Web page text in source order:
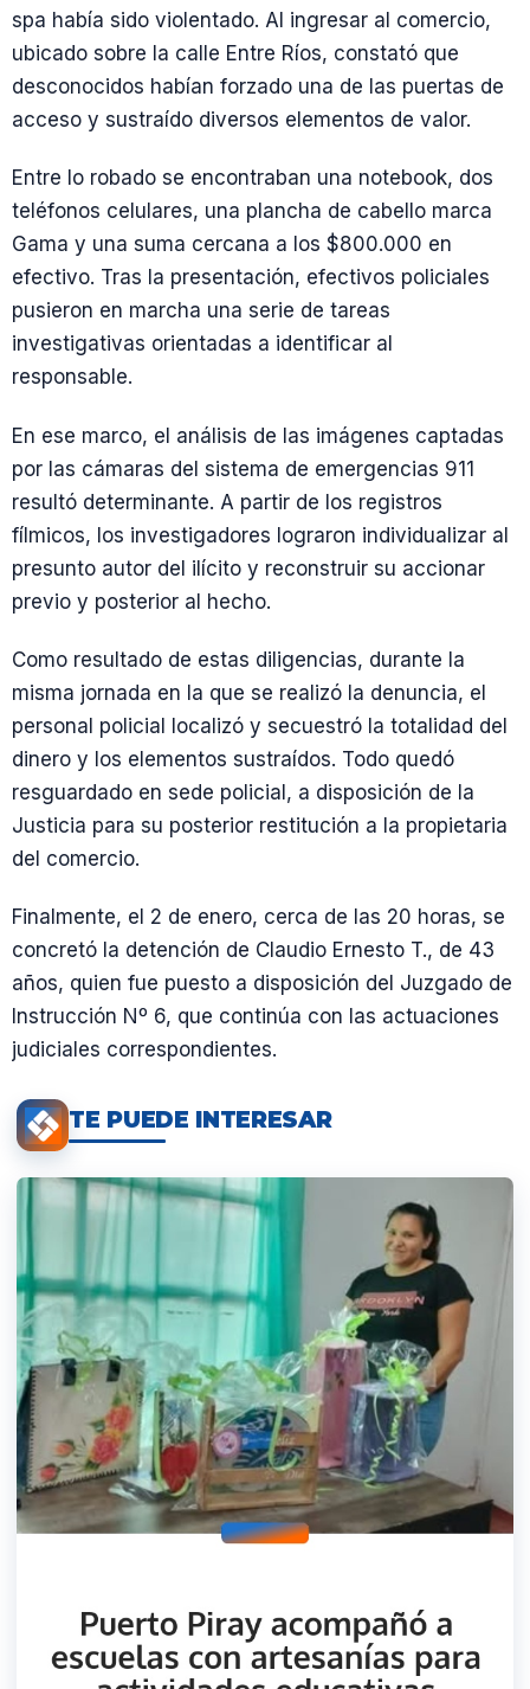
spa había sido violentado. Al ingresar al comercio,
ubicado sobre la calle Entre Ríos, constató que
desconocidos habían forzado una de las puertas de
acceso y sustraído diversos elementos de valor.
Entre lo robado se encontraban una notebook, dos
teléfonos celulares, una plancha de cabello marca
Gama y una suma cercana a los $800.000 en
efectivo. Tras la presentación, efectivos policiales
pusieron en marcha una serie de tareas
investigativas orientadas a identificar al
responsable.
En ese marco, el análisis de las imágenes captadas
por las cámaras del sistema de emergencias 911
resultó determinante. A partir de los registros
fílmicos, los investigadores lograron individualizar al
presunto autor del ilícito y reconstruir su accionar
previo y posterior al hecho.
Como resultado de estas diligencias, durante la
misma jornada en la que se realizó la denuncia, el
personal policial localizó y secuestró la totalidad del
dinero y los elementos sustraídos. Todo quedó
resguardado en sede policial, a disposición de la
Justicia para su posterior restitución a la propietaria
del comercio.
Finalmente, el 2 de enero, cerca de las 20 horas, se
concretó la detención de Claudio Ernesto T., de 43
años, quien fue puesto a disposición del Juzgado de
Instrucción Nº 6, que continúa con las actuaciones
judiciales correspondientes.
TE PUEDE INTERESAR